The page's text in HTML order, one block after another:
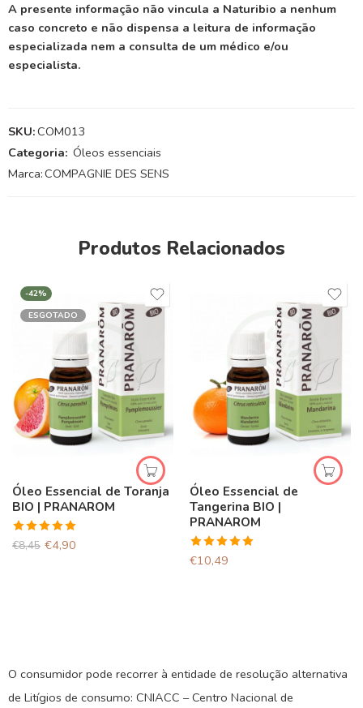
A presente informação não vincula a Naturibio a nenhum
caso concreto e não dispensa a leitura de informação
especializada nem a consulta de um médico e/ou
especialista.
SKU:COM013
Categoria: Óleos essenciais
Marca:COMPAGNIE DES SENS
Produtos Relacionados
-42%
ESGOTADO
Óleo Essencial de Toranja
BIO | PRANAROM
Avaliação
5.00de 5
€8,45 €4,90
Óleo Essencial de
Tangerina BIO |
PRANAROM
Avaliação
5.00 de 5
€10,49
O consumidor pode recorrer à entidade de resolução alternativa
de Litígios de consumo: CNIACC – Centro Nacional de